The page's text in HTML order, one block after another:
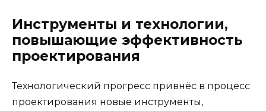
Инструменты и технологии,
повышающие эффективность
проектирования
Технологический прогресс привнёс в процесс
проектирования новые инструменты,